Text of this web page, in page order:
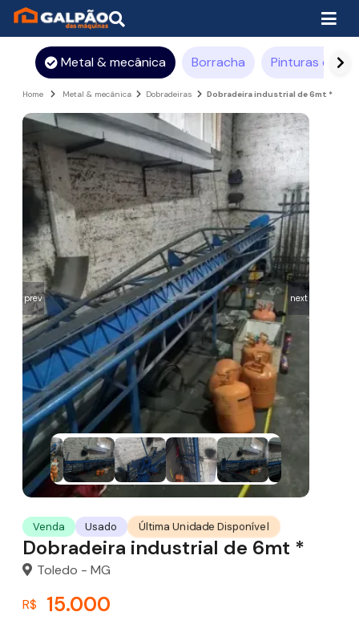
Metal & mecânica Borracha Pinturas e
Home Metal & mecânica Dobradeiras Dobradeira industrial de 6mt *
prev next
Venda Usado Última Unidade Disponível
Dobradeira industrial de 6mt *
Toledo - MG
R$ 15.000